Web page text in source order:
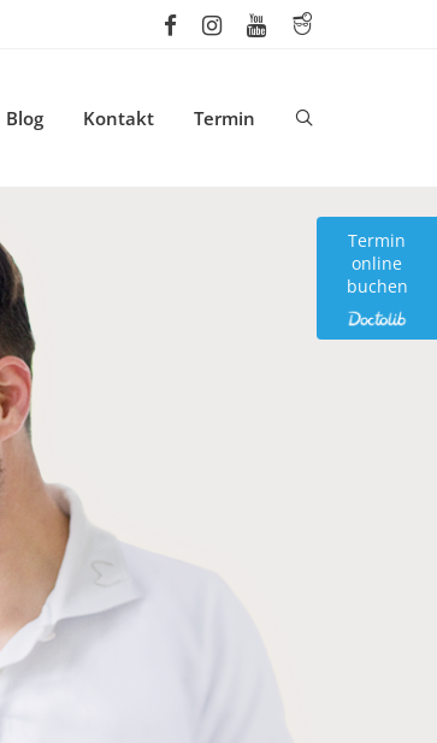
Termin
online
buchen
Blog Kontakt Termin